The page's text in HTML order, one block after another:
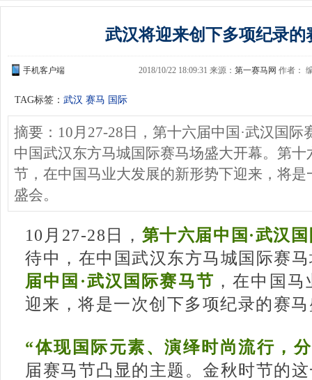
武汉将迎来创下多项纪录的
手机客户端 2018/10/22 18:09:31 来源： 第一赛马网 作者：
TAG标签： 武汉 赛马 国际
摘要：10月27-28日，第十六届中国·武汉国
中国武汉东方马城国际赛马场盛大开幕。第十
节，在中国马业大发展的新形势下迎来，将
盛会。
10月27-28日， 第十六届中国·武汉
待中，在中国武汉东方马城国际赛
届中国·武汉国际赛马节 ，在中国
迎来，将是一次创下多项纪录的赛
“体现国际元素、演绎时尚流行，
届赛马节凸显的主题。金秋时节的